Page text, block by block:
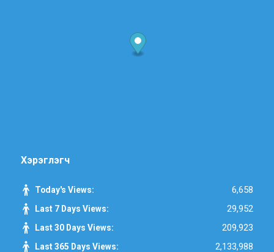
Хэрэглэгч
Today's Views: 6,658
Last 7 Days Views: 29,952
Last 30 Days Views: 209,923
Last 365 Days Views: 2,133,988